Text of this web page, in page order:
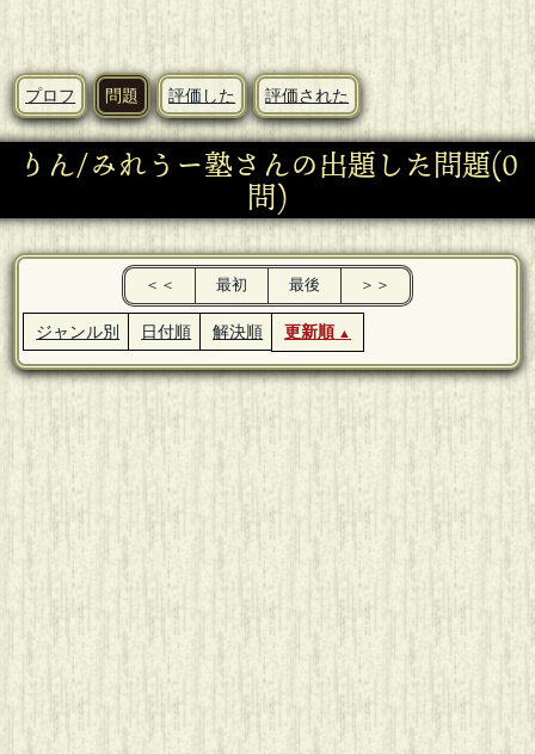
プロフ 問題 評価した 評価された
りん/みれうー塾さんの出題した問題(0
問)
＜＜ 最初 最後 ＞＞
ジャンル別 日付順 解決順 更新順